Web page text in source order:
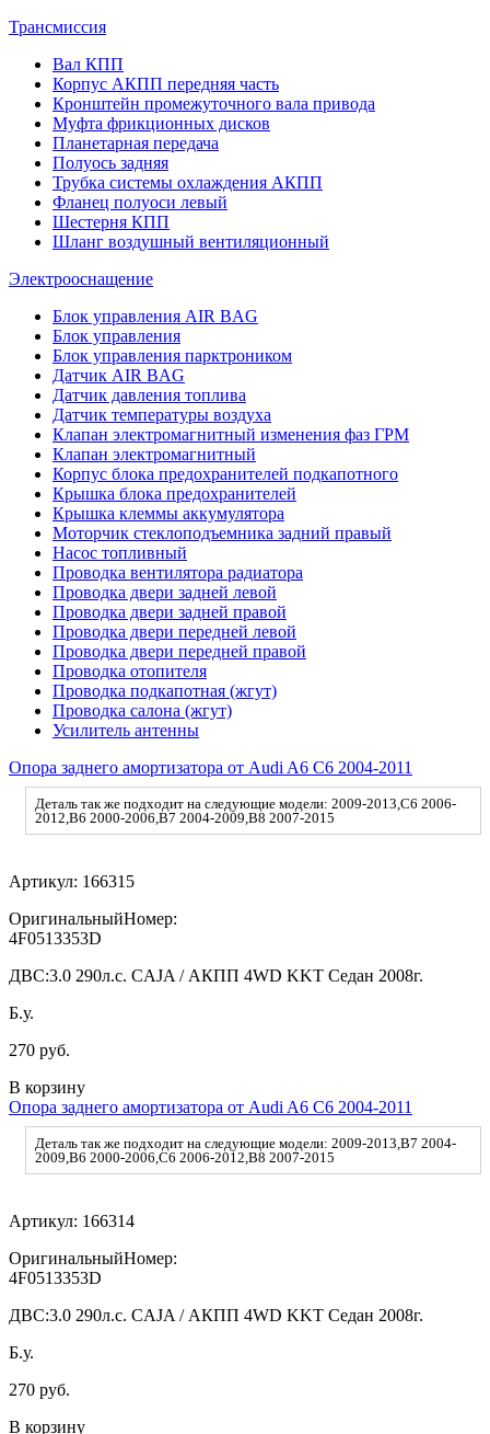
Трансмиссия
Вал КПП
Корпус АКПП передняя часть
Кронштейн промежуточного вала привода
Муфта фрикционных дисков
Планетарная передача
Полуось задняя
Трубка системы охлаждения АКПП
Фланец полуоси левый
Шестерня КПП
Шланг воздушный вентиляционный
Электрооснащение
Блок управления AIR BAG
Блок управления
Блок управления парктроником
Датчик AIR BAG
Датчик давления топлива
Датчик температуры воздуха
Клапан электромагнитный изменения фаз ГРМ
Клапан электромагнитный
Корпус блока предохранителей подкапотного
Крышка блока предохранителей
Крышка клеммы аккумулятора
Моторчик стеклоподъемника задний правый
Насос топливный
Проводка вентилятора радиатора
Проводка двери задней левой
Проводка двери задней правой
Проводка двери передней левой
Проводка двери передней правой
Проводка отопителя
Проводка подкапотная (жгут)
Проводка салона (жгут)
Усилитель антенны
Опора заднего амортизатора от Audi A6 C6 2004-2011
Деталь так же подходит на следующие модели: 2009-2013,C6 2006-
2012,B6 2000-2006,B7 2004-2009,B8 2007-2015
Артикул: 166315
ОригинальныйНомер:
4F0513353D
ДВС:3.0 290л.с. CAJA / АКПП 4WD KKT Седан 2008г.
Б.у.
270 руб.
В корзину
Опора заднего амортизатора от Audi A6 C6 2004-2011
Деталь так же подходит на следующие модели: 2009-2013,B7 2004-
2009,B6 2000-2006,C6 2006-2012,B8 2007-2015
Артикул: 166314
ОригинальныйНомер:
4F0513353D
ДВС:3.0 290л.с. CAJA / АКПП 4WD KKT Седан 2008г.
Б.у.
270 руб.
В корзину